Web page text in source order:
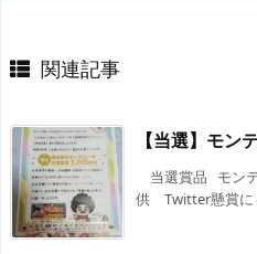
関連記事
【当選】モン
当選賞品 モン
供 Twitter懸賞に